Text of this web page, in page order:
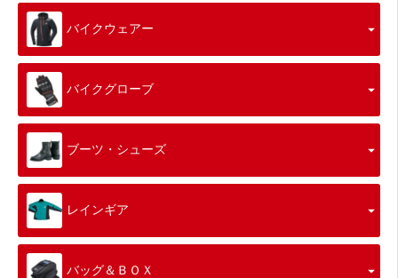
バイクウェアー
バイクグローブ
ブーツ・シューズ
レインギア
バッグ＆ＢＯＸ